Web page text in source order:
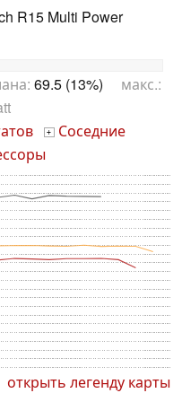
R15 Multi Power
69.5 (13%) макс.:
+ Соседние
открыть легенду карты